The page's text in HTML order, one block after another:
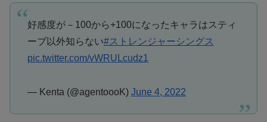
好感度が－100から+100になったキャラはスティ
ーブ以外知らない#ストレンジャーシングス
pic.twitter.com/vWRULcudz1
— Kenta (@agentoooK) June 4, 2022